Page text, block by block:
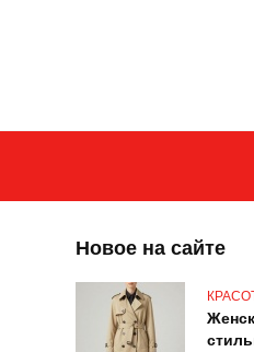
Новое на сайте